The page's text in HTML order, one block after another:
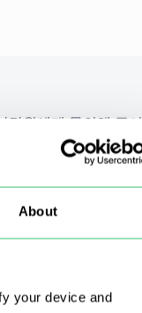
About
your device and
담원에게 문의해 주